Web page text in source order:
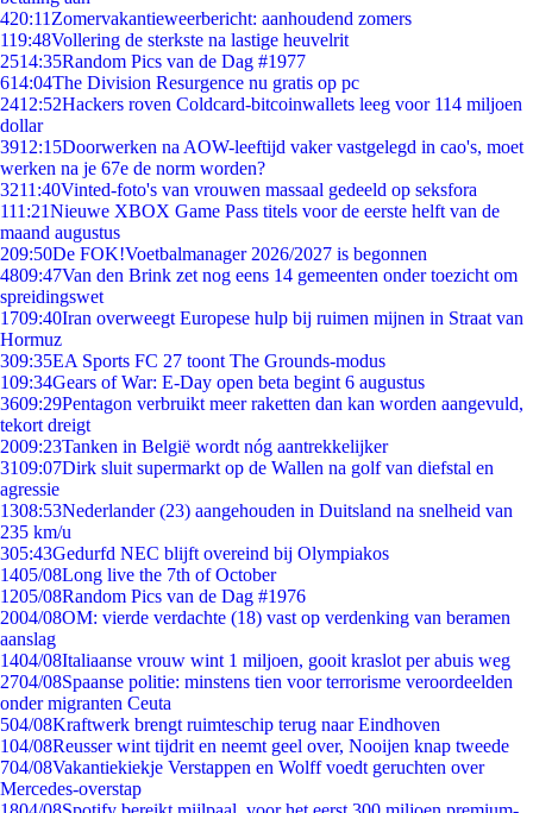
420:11 Zomervakantieweerbericht: aanhoudend zomers
119:48Vollering de sterkste na lastige heuvelrit
2514:35Random Pics van de Dag #1977
614:04The Division Resurgence nu gratis op pc
2412:52Hackers roven Coldcard-bitcoinwallets leeg voor 114 miljoen
dollar
3912:15Doorwerken na AOW-leeftijd vaker vastgelegd in cao's, moet
werken na je 67e de norm worden?
3211:40Vinted-foto's van vrouwen massaal gedeeld op seksfora
111:21Nieuwe XBOX Game Pass titels voor de eerste helft van de
maand augustus
209:50De FOK!Voetbalmanager 2026/2027 is begonnen
4809:47Van den Brink zet nog eens 14 gemeenten onder toezicht om
spreidingswet
1709:40Iran overweegt Europese hulp bij ruimen mijnen in Straat van
Hormuz
309:35EA Sports FC 27 toont The Grounds-modus
109:34Gears of War: E-Day open beta begint 6 augustus
3609:29Pentagon verbruikt meer raketten dan kan worden aangevuld,
tekort dreigt
2009:23Tanken in België wordt nóg aantrekkelijker
3109:07Dirk sluit supermarkt op de Wallen na golf van diefstal en
agressie
1308:53Nederlander (23) aangehouden in Duitsland na snelheid van
235 km/u
305:43Gedurfd NEC blijft overeind bij Olympiakos
1405/08Long live the 7th of October
1205/08Random Pics van de Dag #1976
2004/08OM: vierde verdachte (18) vast op verdenking van beramen
aanslag
1404/08Italiaanse vrouw wint 1 miljoen, gooit kraslot per abuis weg
2704/08Spaanse politie: minstens tien voor terrorisme veroordeelden
onder migranten Ceuta
504/08Kraftwerk brengt ruimteschip terug naar Eindhoven
104/08Reusser wint tijdrit en neemt geel over, Nooijen knap tweede
704/08Vakantiekiekje Verstappen en Wolff voedt geruchten over
Mercedes-overstap